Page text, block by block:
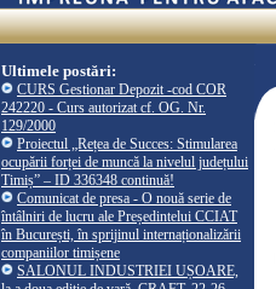
Ultimele postări:
CURS Gestionar Depozit -cod COR
242220 - Curs autorizat cf. OG. Nr.
129/2000
Proiectul „Rețea de Succes: Stimularea
ocupării forței de muncă la nivelul județului
Timiș” – ID 336348 continuă!
Comunicat de presa - O nouă serie de
întâlniri de lucru ale Președintelui CCIAT
în București, în sprijinul internaționalizării
companiilor timișene
SALONUL INDUSTRIEI UȘOARE,